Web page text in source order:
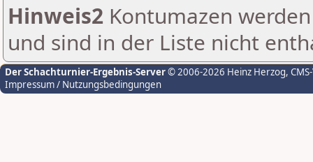
Hinweis2 Kontumazen
und sind in der Liste nicht
Der Schachturnier-Ergebnis-Server© 2006-2026 Heinz Herzog,
Impressum / Nutzungsbedingungen